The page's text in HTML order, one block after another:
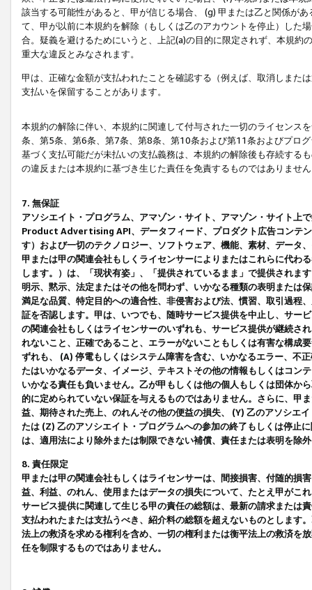
該当する可能性があると、甲が信じる場合、 (g) 甲または乙と関係が
て、甲が以前に本規約を解除（もしくは乙のアカウントを停止）した
合。疑義を避けるためにいうと、上記(a)の目的に限定されず、本規
重大な違反とみなされます。
甲は、正確な金額が支払われたことを確認する（例えば、取消しまた
支払いを保留することがあります。
本規約の解除に伴い、本規約に関連して付与された一切のライセンス
条、第5条、第6条、第7条、第8条、第10条および第11条およびプロ
基づく支払可能だが未払いの支払義務は、本規約の解除後も存続する
の違反または本規約に基づき生じた責任を免責するものではありませ
7. 無保証
アソシエイト・プログラム、アマゾン・サイト、アマゾン・サイト上
Product Advertising API、データフィード、プロダクト広告コンテ
す）および一切のテクノロジー、ソフトウェア、機能、素材、データ
甲または甲の関連会社もしくライセンサーによりまたはこれらに代わ
します。）は、「現状有姿」、「提供されているまま」で提供されま
明示、黙示、法定またはその他を問わず、いかなる種類の表明または
満足な品質、特定目的への適合性、非侵害および法、慣習、取引過程
証を否認します。甲は、いつでも、随時サービス提供を中止し、サー
の関連会社もしくはライセンサーのいずれも、サービス提供が継続さ
れないこと、正確であること、エラーがないこともしくは有害な構成
ずれも、 (A) 停電もしくはシステム障害を含む、いかなるエラー、不
たはいかなるデータ、イメージ、テキストその他の情報もしくはコン
いかなる責任も負いません。乙が甲もしくは他の個人もしくは団体か
的に定められていない保証を与えるものではありません。さらに、甲
益、期待された売上、のれんその他の便益の損失、 (Y) 乙のアソシエ
たは (Z) 乙のアソシエイト・プログラムへの参加の終了もしくは停止
は、適用法により除外または制限できない補償、責任または表明を除
8. 責任限定
甲または甲の関連会社もしくはライセンサーは、間接損害、付随的損
益、利益、のれん、使用またはデータの損失について、たとえ甲がこ
サービス提供に関連して生じる甲の責任の総額は、最新の請求または
支払われたまたは支払うべき、紹介料の総額を超えないものとします
法上の救済を求める権利を含め、一切の権利または衡平法上の救済を
任を制限するものではありません。